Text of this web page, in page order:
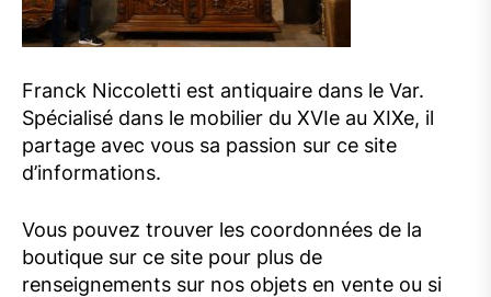
Franck Niccoletti est antiquaire dans le Var.
Spécialisé dans le mobilier du XVIe au XIXe, il
partage avec vous sa passion sur ce site
d’informations.
Vous pouvez trouver les coordonnées de la
boutique sur ce site pour plus de
renseignements sur nos objets en vente ou si